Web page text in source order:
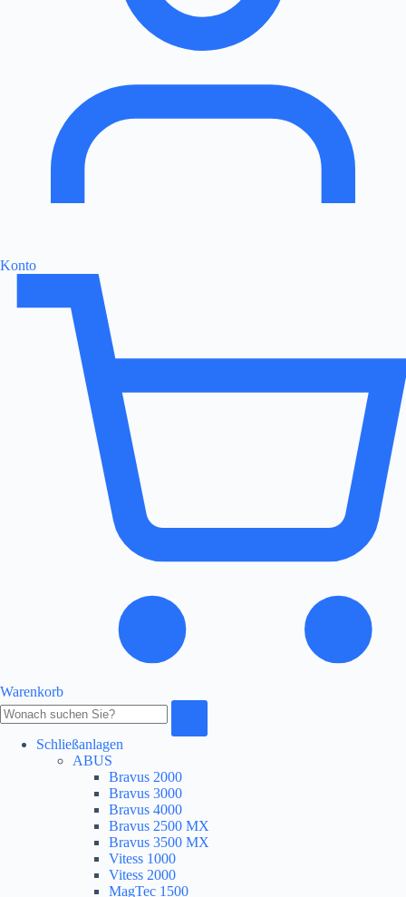
Konto
Warenkorb
Produkte
durchsuchen
Schließanlagen
ABUS
Bravus 2000
Bravus 3000
Bravus 4000
Bravus 2500 MX
Bravus 3500 MX
Vitess 1000
Vitess 2000
MagTec 1500